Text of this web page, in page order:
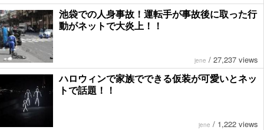
池袋での人身事故！運転手が事故後に取った行
動がネットで大炎上！！
jene / 27,237 views
ハロウィンで家族でできる仮装が可愛いとネッ
トで話題！！
jene / 1,222 views